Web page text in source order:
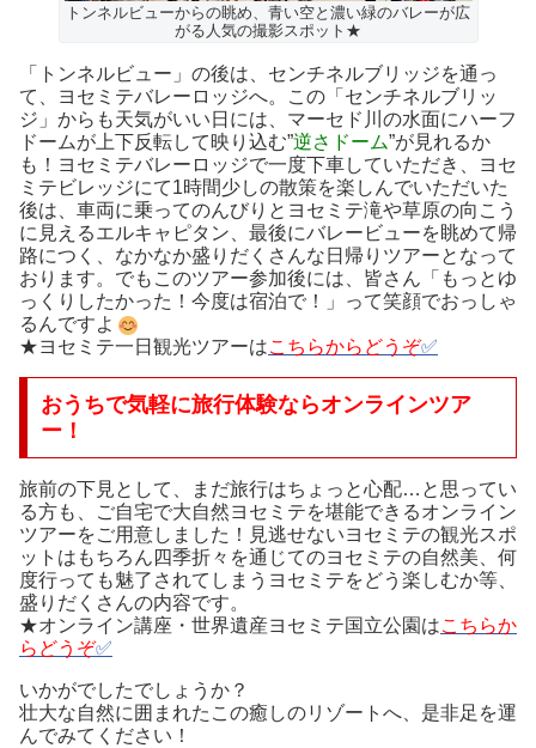
トンネルビューからの眺め、青い空と濃い緑のバレーが広
がる人気の撮影スポット★
「トンネルビュー」の後は、センチネルブリッジを通っ
て、ヨセミテバレーロッジへ。この「センチネルブリッ
ジ」からも天気がいい日には、マーセド川の水面にハーフ
ドームが上下反転して映り込む”逆さドーム”が見れるか
も！ヨセミテバレーロッジで一度下車していただき、ヨセ
ミテビレッジにて1時間少しの散策を楽しんでいただいた
後は、車両に乗ってのんびりとヨセミテ滝や草原の向こう
に見えるエルキャピタン、最後にバレービューを眺めて帰
路につく、なかなか盛りだくさんな日帰りツアーとなって
おります。でもこのツアー参加後には、皆さん「もっとゆ
っくりしたかった！今度は宿泊で！」って笑顔でおっしゃ
るんですよ
★ヨセミテ一日観光ツアーはこちらからどうぞ✅
おうちで気軽に旅行体験ならオンラインツア
ー！
旅前の下見として、まだ旅行はちょっと心配…と思ってい
る方も、ご自宅で大自然ヨセミテを堪能できるオンライン
ツアーをご用意しました！見逃せないヨセミテの観光スポ
ットはもちろん四季折々を通じてのヨセミテの自然美、何
度行っても魅了されてしまうヨセミテをどう楽しむか等、
盛りだくさんの内容です。
★オンライン講座・世界遺産ヨセミテ国立公園はこちらか
らどうぞ✅
いかがでしたでしょうか？
壮大な自然に囲まれたこの癒しのリゾートへ、是非足を運
んでみてください！